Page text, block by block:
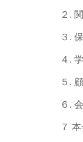
２.
３.
４.
５.
６.
７